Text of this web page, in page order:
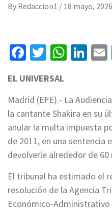
By Redaccion1 / 18 mayo, 2026
Facebook
Twitter
EL UNIVERSAL
Madrid (EFE).- La
la cantante Shakira en su
anular la multa impuesta
de 2011, en una sentencia
devolverle alrededor de
El tribunal ha estimado el
resolución de la Agencia
Económico-Administrativo